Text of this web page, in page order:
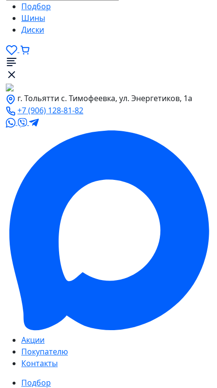
Подбор
Шины
Диски
г. Тольятти с. Тимофеевка, ул. Энергетиков, 1а
+7 (906) 128-81-82
Акции
Покупателю
Контакты
Подбор